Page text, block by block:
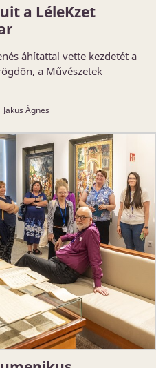
a LéleKzet
áhítattal vette kezdetét a
a Művészetek
Jakus Ágnes